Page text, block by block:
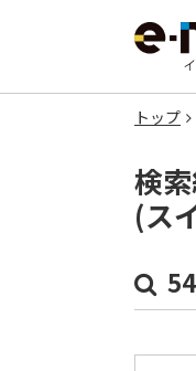
トップ
検
(ス